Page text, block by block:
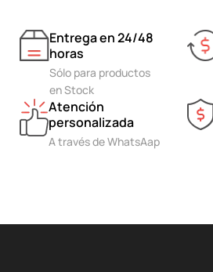
Entrega en 24/48
horas
Sólo para productos
en Stock
Atención
personalizada
A través de WhatsAap